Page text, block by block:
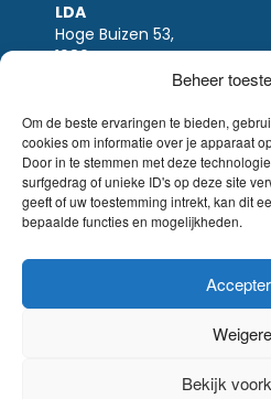
Beheer
Om de beste ervaringen te bieden,
cookies om informatie over je apparaat
Door in te stemmen met deze
surfgedrag of unieke ID's op deze site
geeft of uw toestemming intrekt, kan dit
bepaalde functies en mogelijkheden.
Bekijk
LDA
Hoge Buizen 53,
1980 EPPEGEM
Tel +32 (0)2-266.13.13
BTW: BE0405.895.609
IBAN: KBC / BE51 7340 2410
BIC: KBC / KREDBEBB
Wettelijke-disclaimer|
verkoopsvoorwaarden